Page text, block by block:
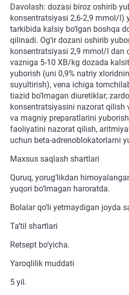
Davolash: dozasi biroz oshirib
konsentratsiyasi 2,6-2,9 mmol/l)
tarkibida kalsiy bo‘lgan boshqa
qilinadi. Og‘ir dozani oshirib
konsentratsiyasi 2,9 mmol/l dan
vazniga 5-10 XB/kg dozada
yuborish (uni 0,9% natriy
suyultirish), vena ichiga
tiazid bo‘lmagan diuretiklar;
konsentratsiyasini nazorat qilish
va magniy preparatlarini
faoliyatini nazorat qilish,
uchun beta-adrenoblokatorlarni
Maxsus saqlash shartlari
Quruq, yorug‘likdan
yuqori bo‘lmagan haroratda.
Bolalar qo‘li yetmaydigan joyda
Ta’til shartlari
Retsept bo‘yicha.
Yaroqlilik muddati
5 yil.